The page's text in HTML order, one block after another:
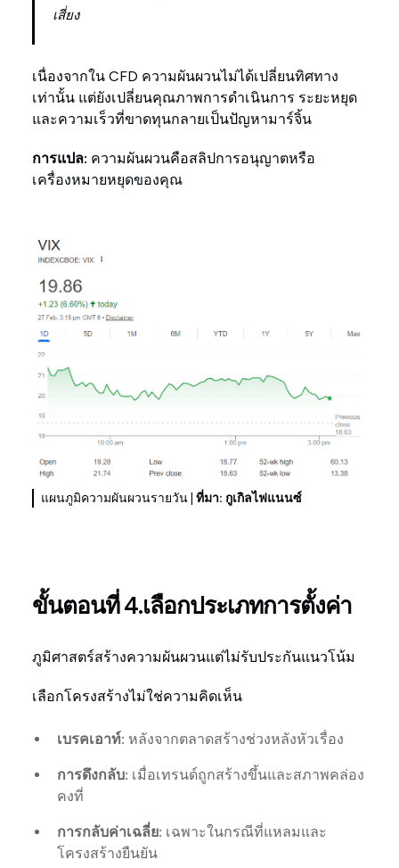
เสี่ยง
เนื่องจากใน CFD ความผันผวนไม่ได้เปลี่ยนทิศทาง
เท่านั้น แต่ยังเปลี่ยนคุณภาพการดำเนินการ ระยะหยุด
และความเร็วที่ขาดทุนกลายเป็นปัญหามาร์จิ้น
การแปล: ความผันผวนคือสลิปการอนุญาตหรือ
เครื่องหมายหยุดของคุณ
แผนภูมิความผันผวนรายวัน | ที่มา: กูเกิลไฟแนนซ์
ขั้นตอนที่ 4.เลือกประเภทการตั้งค่า
ภูมิศาสตร์สร้างความผันผวนแต่ไม่รับประกันแนวโน้ม
เลือกโครงสร้างไม่ใช่ความคิดเห็น
เบรคเอาท์: หลังจากตลาดสร้างช่วงหลังหัวเรื่อง
การดึงกลับ: เมื่อเทรนด์ถูกสร้างขึ้นและสภาพคล่อง
คงที่
การกลับค่าเฉลี่ย: เฉพาะในกรณีที่แหลมและ
โครงสร้างยืนยัน